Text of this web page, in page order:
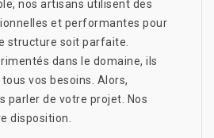
nos artisans utilisent des
et performantes pour
structure soit parfaite.
dans le domaine, ils
vos besoins. Alors,
parler de votre projet. Nos
disposition.